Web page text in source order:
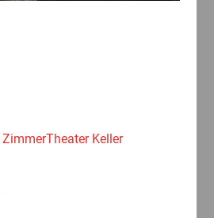
ZimmerTheater Keller